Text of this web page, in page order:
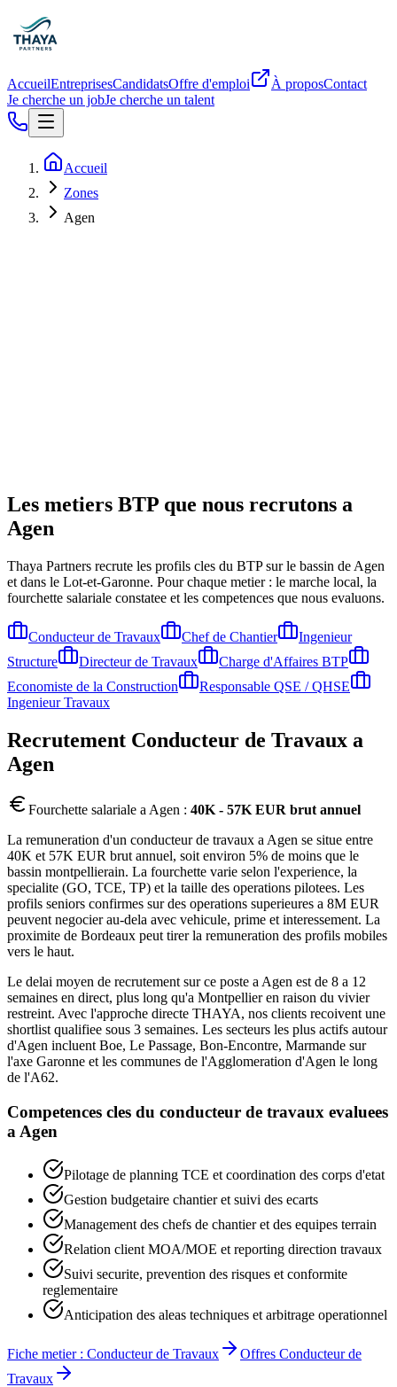
AccueilEntreprisesCandidatsOffre d'emploi À proposContact
Je cherche un jobJe cherche un talent
Accueil
Zones
Agen
Les metiers BTP que nous recrutons a
Agen
Thaya Partners recrute les profils cles du BTP sur le bassin de Agen
et dans le Lot-et-Garonne. Pour chaque metier : le marche local, la
fourchette salariale constatee et les competences que nous evaluons.
Conducteur de Travaux Chef de Chantier
Ingenieur
Structure
Directeur de Travaux
Charge d'Affaires BTP
Economiste de la Construction
Responsable QSE / QHSE
Ingenieur Travaux
Recrutement Conducteur de Travaux a
Agen
Fourchette salariale aAgen : 40K - 57K EUR brut annuel
La remuneration d'un conducteur de travaux a Agen se situe entre
40K et 57K EUR brut annuel, soit environ 5% de moins que le
bassin montpellierain. La fourchette varie selon l'experience, la
specialite (GO, TCE, TP) et la taille des operations pilotees. Les
profils seniors confirmes sur des operations superieures a 8M EUR
peuvent negocier au-dela avec vehicule, prime et interessement. La
proximite de Bordeaux peut tirer la remuneration des profils mobiles
vers le haut.
Le delai moyen de recrutement sur ce poste a Agen est de 8 a 12
semaines en direct, plus long qu'a Montpellier en raison du vivier
restreint. Avec l'approche directe THAYA, nos clients recoivent une
shortlist qualifiee sous 3 semaines. Les secteurs les plus actifs autour
d'Agen incluent Boe, Le Passage, Bon-Encontre, Marmande sur
l'axe Garonne et les communes de l'Agglomeration d'Agen le long
de l'A62.
Competences cles du conducteur de travaux evaluees
a Agen
Pilotage de planning TCE et coordination des corps d'etat
Gestion budgetaire chantier et suivi des ecarts
Management des chefs de chantier et des equipes terrain
Relation client MOA/MOE et reporting direction travaux
Suivi securite, prevention des risques et conformite
reglementaire
Anticipation des aleas techniques et arbitrage operationnel
Fiche metier : Conducteur de Travaux Offres Conducteur de
Travaux